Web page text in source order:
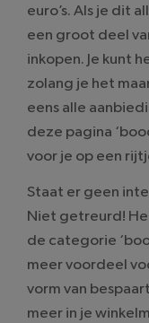
euro’s. Als je dit
een groot deel
inkopen. Je kunt
zolang je het
eens alle
deze pagina
voor je op een
Staat er geen
Niet getreurd!
de categorie
meer voordeel
vorm van
meer in je